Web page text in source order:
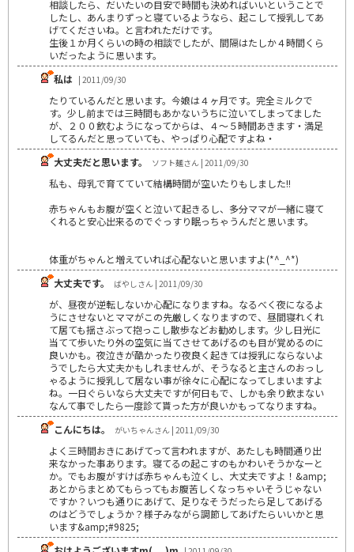
相談したら、だいたいの目安で時間も決めればいいということで
したし、あんまりずっと寝ているようなら、起こして授乳してあ
げてくださいね。と言われただけです。
生後１か月くらいの時の相談でしたが、間隔はたしか４時間くら
いだったように思います。
私は | 2011/09/30
たりているんだと思います。今娘は４ヶ月です。完全ミルクで
す。少し前までは三時間もあかないうちに泣いてしまってました
が、２００飲むようになってからは、４～５時間あきます・満足
してるんだと思っていても、やっぱり心配ですよね・
大丈夫だと思います。
ソフト麺さん | 2011/09/30
私も、母乳で育てていて結構時間が空いたりもしました!!
赤ちゃんもお腹が空くと泣いて起きるし、多分ママが一緒に寝て
くれると安心出来るのでぐっすり眠っちゃうんだと思います。
体重がちゃんと増えていれば心配ないと思いますよ(*^_^*)
大丈夫です。
ばやしさん | 2011/09/30
が、昼夜が逆転しないか心配になりますね。なるべく夜になるよ
うにさせないとママがこの先厳しくなりますので、昼間寝れくれ
て居ても揺さぶって抱っこし散歩などお勧めします。少し日光に
当てて歩いたり外の空気に当てさせてあげるのも目が覚めるのに
良いかも。夜泣きが酷かったり夜良く起きては授乳にならないよ
うでしたら大丈夫かもしれませんが、そうなると主さんのおっし
ゃるように授乳して居ない事が徐々に心配になってしまいますよ
ね。一日ぐらいなら大丈夫ですが何日もで、しかも余り飲まない
なんて事でしたら一度診て貰った方が良いかもってなりますね。
こんにちは。
がいちゃんさん | 2011/09/30
よく三時間おきにあげてって言われますが、あたしも時間通り出
来なかった事あります。寝てるの起こすのもかわいそうかなーと
か。でもお腹がすけば赤ちゃんも泣くし、大丈夫ですよ！&amp;
あとからまとめてもらってもお腹苦しくなっちゃいそうじゃない
ですか？いつも通りにあげて、足りなそうだったら足してあげる
のはどうでしょうか？様子みながら調節してあげたらいいかと思
います&amp;#9825;